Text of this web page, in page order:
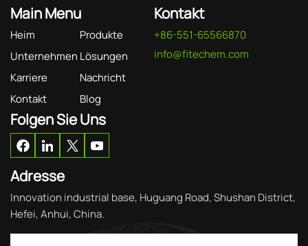
Main Menu
Heim
Produkte
Unternehmen Lösungen
Karriere
Nachricht
Kontakt
Blog
Kontakt
+86-551-65566870
info@fitechem.com
Folgen Sie Uns
Adresse
Innovation industrial base, Huguang Road, Shushan District,
Hefei, Anhui, China.